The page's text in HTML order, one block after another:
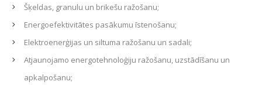
Šķeldas, granulu un brikešu ražošanu;
Energoefektivitātes pasākumu īstenošanu;
Elektroenerģijas un siltuma ražošanu un sadali;
Atjaunojamo energotehnoloģiju ražošanu, uzstādīšanu un
apkalpošanu;